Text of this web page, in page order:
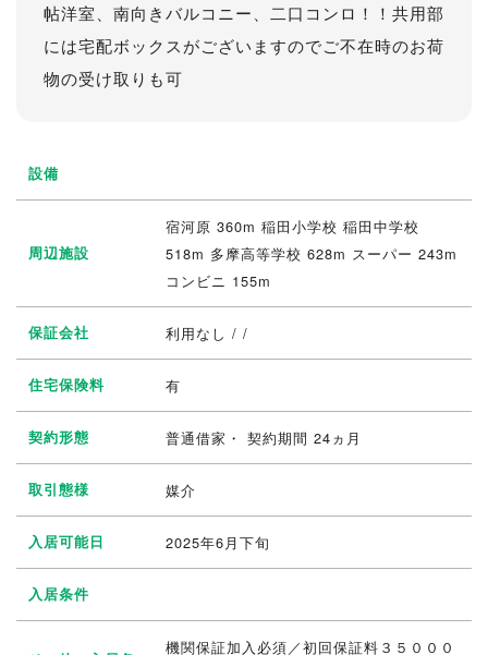
帖洋室、南向きバルコニー、二口コンロ！！共用部
には宅配ボックスがございますのでご不在時のお荷
物の受け取りも可
設備
周辺施設
宿河原 360m 稲田小学校 稲田中学校
518m 多摩高等学校 628m スーパー 243m
コンビニ 155m
保証会社 利用なし / /
住宅保険料 有
契約形態 普通借家・ 契約期間 24ヵ月
取引態様 媒介
入居可能日 2025年6月下旬
入居条件
機関保証加入必須／初回保証料３５０００